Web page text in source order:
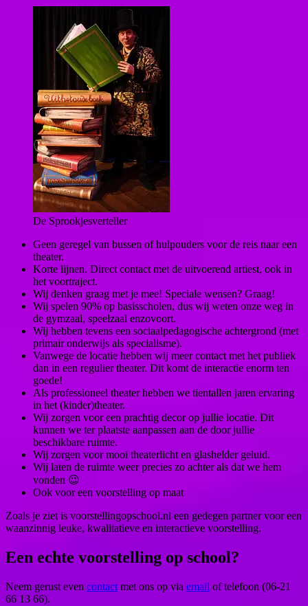
De Sprookjesverteller
Geen geregel van bussen of hulpouders voor de reis naar een
theater.
Korte lijnen. Direct contact met de uitvoerend artiest, ook in
het voortraject.
Wij denken graag met je mee! Speciale wensen? Graag!
Wij spelen 90% op basisscholen, dus wij weten onze weg in
de gymzaal, speelzaal enzovoort.
Wij hebben tevens een sociaalpedagogische achtergrond (met
primair onderwijs als specialisme).
Vanwege de locatie hebben wij meer contact met het publiek
dan in een regulier theater. Dit komt de interactie enorm ten
goede!
Als professioneel theater hebben we tientallen jaren ervaring
in het (kinder)theater.
Wij zorgen voor een prachtig decor op jullie locatie. Dit
kunnen we ter plaatste aanpassen aan de door jullie
beschikbare ruimte.
Wij zorgen voor mooi theaterlicht en glashelder geluid.
Wij laten de ruimte weer precies zo achter als dat we hem
vonden 😉
Ook voor een voorstelling op maat
Zoals je ziet is voorstellingopschool.nl een gedegen partner voor een
waanzinnig leuke, kwalitatieve en interactieve voorstelling.
Een echte voorstelling op school?
Neem gerust even contact met ons op via email of telefoon (06-21
66 13 66).